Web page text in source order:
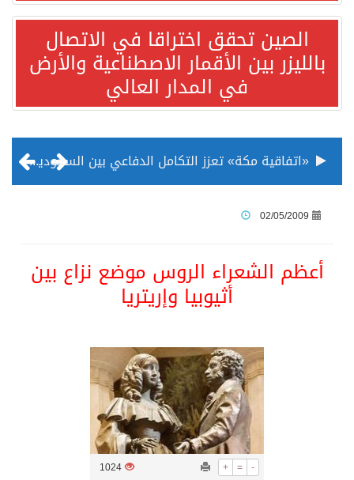
الصين تحقق اختراقا في الاتصال
بالليزر بين الأقمار الاصطناعية والأرض
في المدار العالي
«اتفاقية مكة» تعزز التكامل الدفاعي بين السعودية وتركيا وباكستان
02/05/2009
أعظم الشعراء الروس موضع نزاع بين
أثيوبيا وإريتريا
+ = -
1024